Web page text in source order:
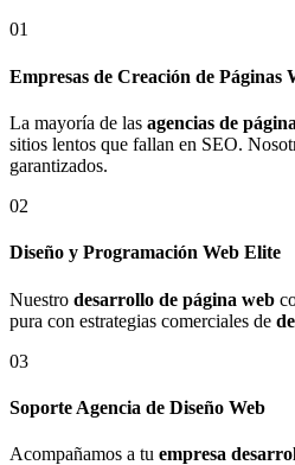
01
Empresas de Creación de Páginas
La mayoría de las agencias de
sitios lentos que fallan en SEO.
garantizados.
02
Diseño y Programación Web Elite
Nuestro desarrollo de página web
pura con estrategias comerciales de
03
Soporte Agencia de Diseño Web
Acompañamos a tu empresa